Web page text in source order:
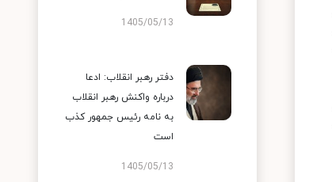
1405/05/13
دفتر رهبر انقلاب: ادعا
درباره واکنش رهبر انقلاب
به نامه رئیس جمهور کذب
است
1405/05/13